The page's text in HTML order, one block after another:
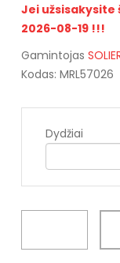
Jei
2026-08-19 !!!
Gamintojas
Kodas: MRL57026
Dydžiai